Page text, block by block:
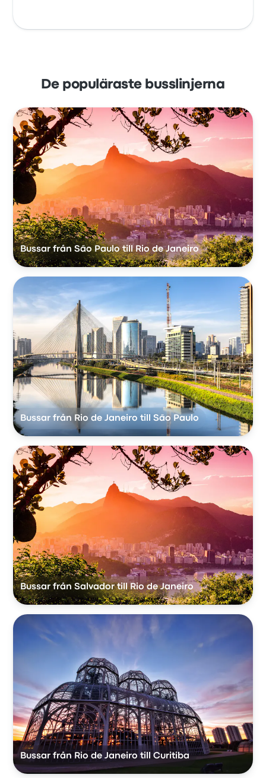
De populäraste busslinjerna
Bussar från São Paulo till Rio de Janeiro
Bussar från Rio de Janeiro till São Paulo
Bussar från Salvador till Rio de Janeiro
Bussar från Rio de Janeiro till Curitiba